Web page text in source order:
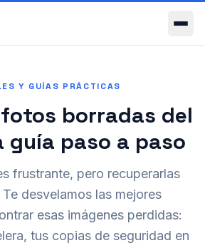
Y GUÍAS PRÁCTICAS
borradas del
guía paso a paso
frustrante, pero recuperarlas
desvelamos las mejores
esas imágenes perdidas:
tus copias de seguridad en